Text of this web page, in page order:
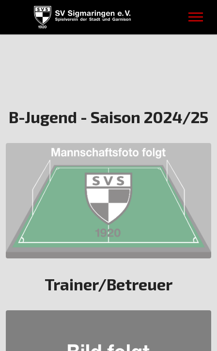
B-Jugend - Saison 2024/25
Trainer/Betreuer